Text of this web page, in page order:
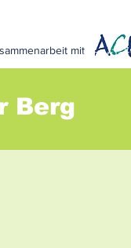
mit< zurück
Berg